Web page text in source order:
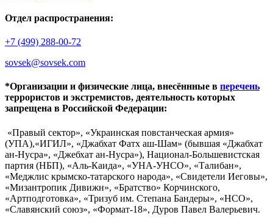
Отдел распространения:
+7 (499) 288-00-72
sovsek@sovsek.com
*Организации и физические лица, внесённные в перечень
террористов и экстремистов, деятельность которых
запрещена в Российской Федерации:
«Правый сектор», «Украинская повстанческая армия»
(УПА),«ИГИЛ», «Джабхат Фатх аш-Шам» (бывшая «Джабхат
ан-Нусра», «Джебхат ан-Нусра»), Национал-Большевистская
партия (НБП), «Аль-Каида», «УНА-УНСО», «Талибан»,
«Меджлис крымско-татарского народа», «Свидетели Иеговы»,
«Мизантропик Дивижн», «Братство» Корчинского,
«Артподготовка», «Тризуб им. Степана Бандеры», «НСО»,
«Славянский союз», «Формат-18», Дуров Павел Валерьевич.